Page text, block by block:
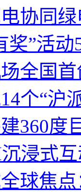
协同
奖”活
全国
14个“沪
360度
浸式
球焦